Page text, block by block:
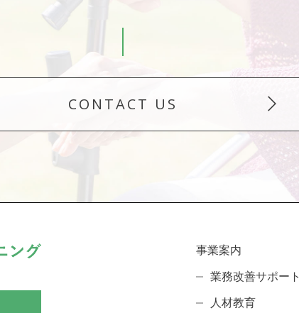
CONTACT US
事業案内
業務改善サポート
人材教育